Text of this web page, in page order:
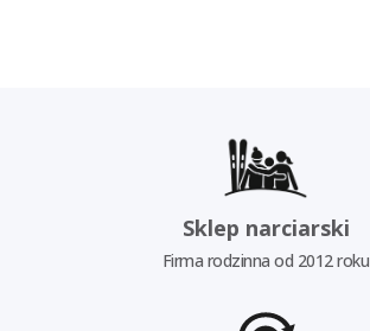
Sklep narciarski
Firma rodzinna od 2012 roku